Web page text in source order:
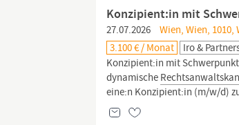
Konzipient:in mit
27.07.2026
Wien, Wien,
3.100 € / Monat
Iro &
Konzipient:in mit
dynamische
eine:n Konzipient:in (m/w/d)